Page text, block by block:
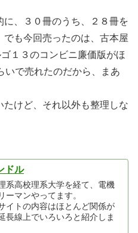
、３０冊のうち、２８冊を
も今回売ったのは、古本屋
１３のコンビニ廉価版がほ
いで売れたのだから、まあ
けど、それ以外も整理しな
ドル
系高校理系大学を経て、電機
ーマンやってます。
イトの内容はほとんど関係が
長線上でいろいろと紹介しま